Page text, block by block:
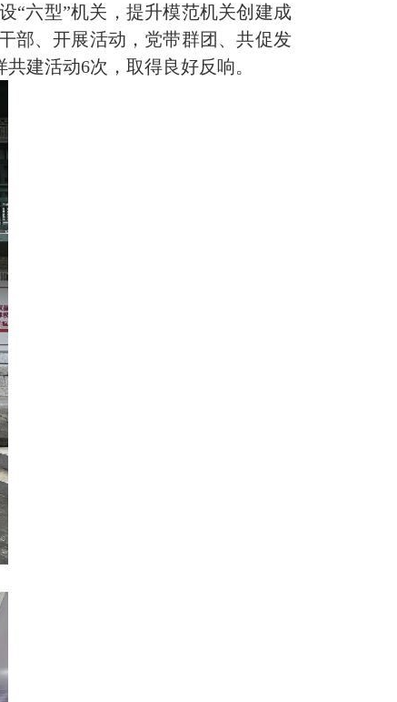
“六型”机关，提升模范机关创建成
部、开展活动，党带群团、共促发
建活动6次，取得良好反响。